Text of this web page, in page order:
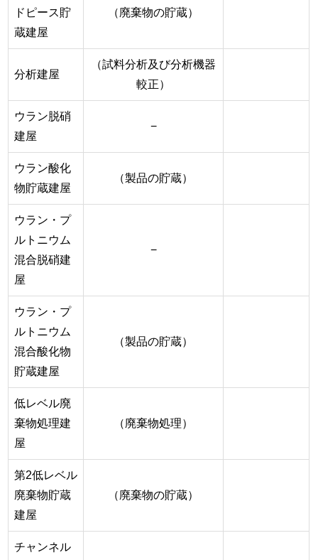
ドピース貯
蔵建屋
（廃棄物の貯蔵）
分析建屋
（試料分析及び分析機器
較正）
ウラン脱硝
建屋
−
ウラン酸化
物貯蔵建屋
（製品の貯蔵）
ウラン・プ
ルトニウム
混合脱硝建
屋
−
ウラン・プ
ルトニウム
混合酸化物
貯蔵建屋
（製品の貯蔵）
低レベル廃
棄物処理建
屋
（廃棄物処理）
第2低レベル
廃棄物貯蔵
建屋
（廃棄物の貯蔵）
チャンネル